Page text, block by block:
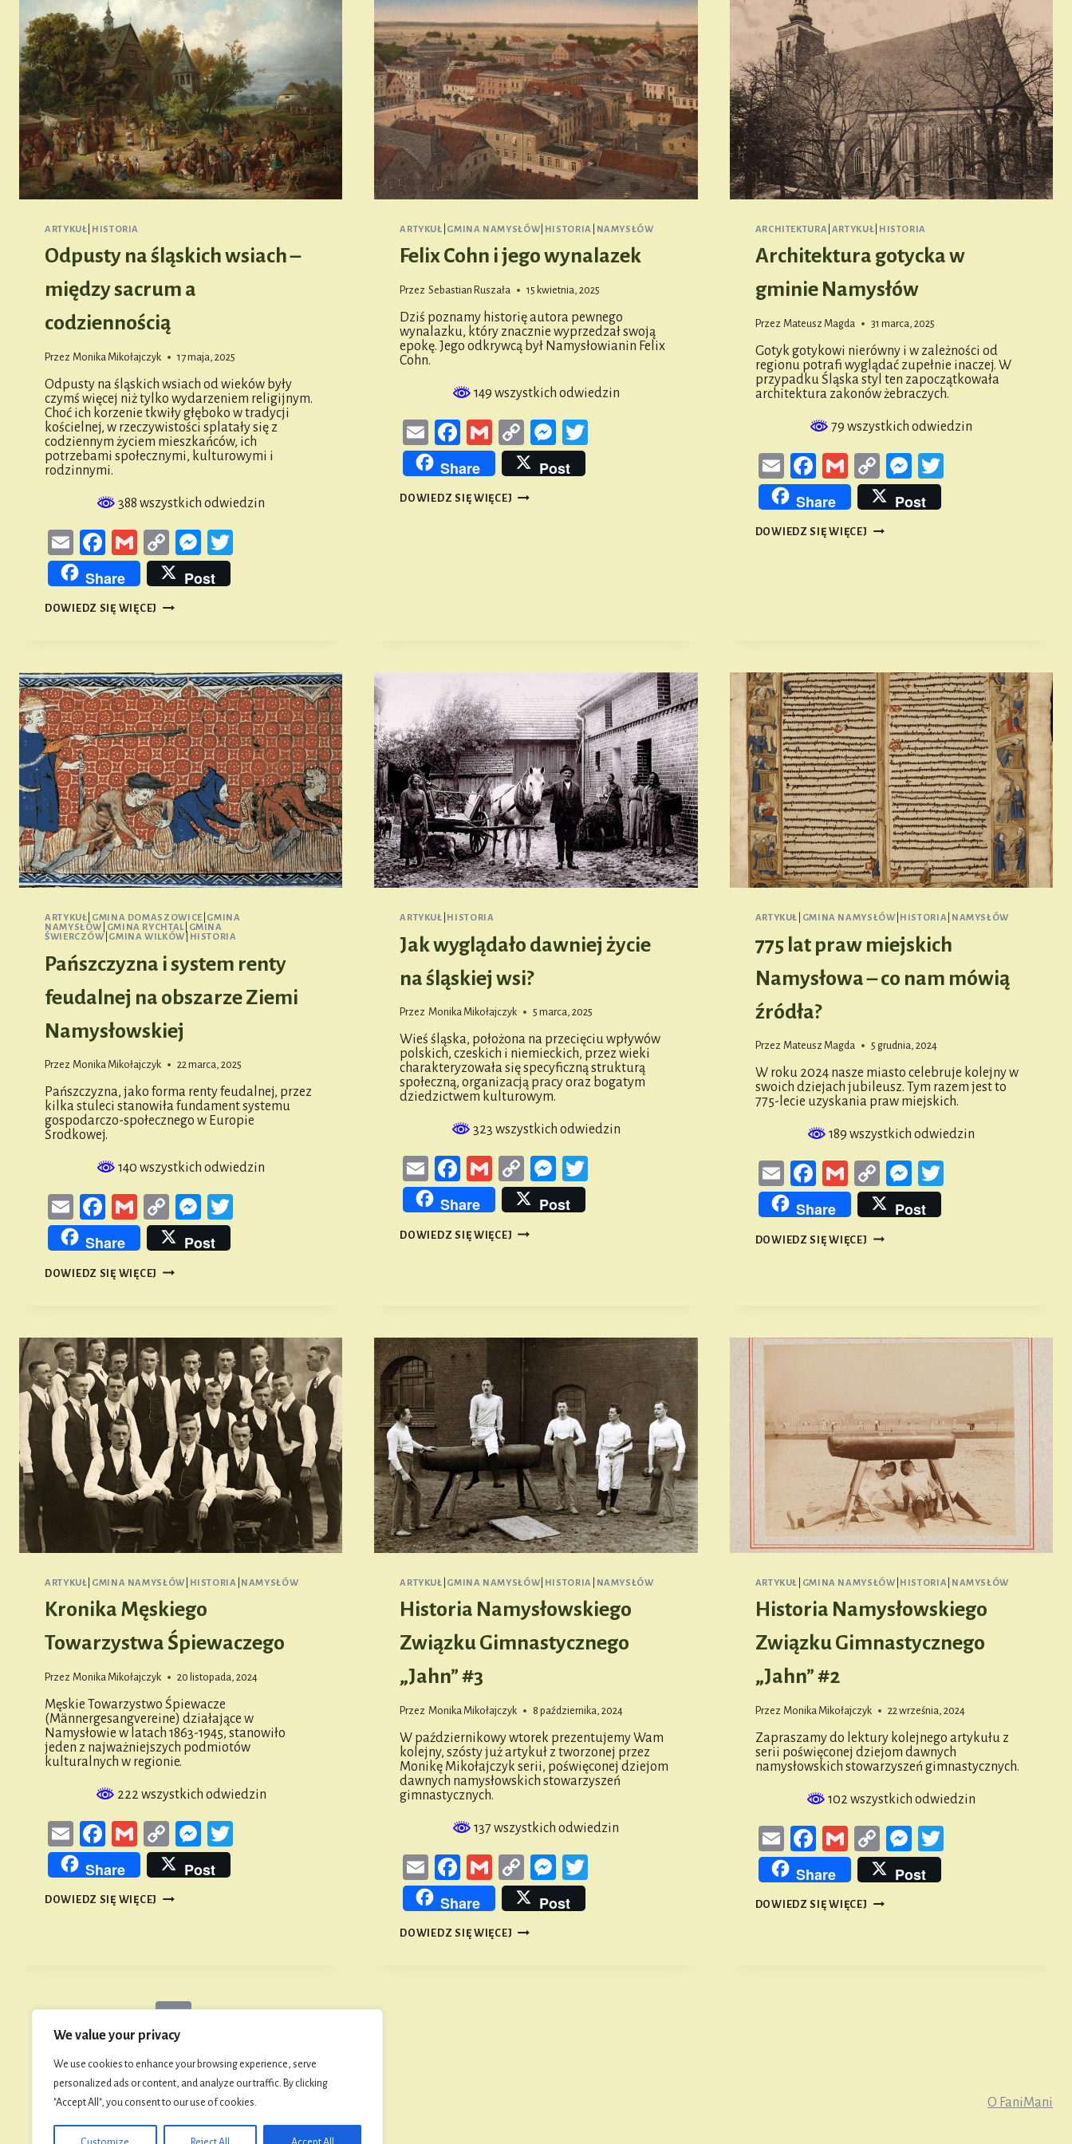
We value your privacy
We use cookies to enhance your browsing experience, serve
personalized ads or content, and analyze our traffic. By clicking
"Accept All", you consent to our use of cookies.
ARTYKUŁ HISTORIA
Odpusty na śląskich wsiach –
między sacrum a
codziennością
Przez Monika Mikołajczyk 17 maja, 2025
Odpusty na śląskich wsiach od wieków były
czymś więcej niż tylko wydarzeniem religijnym.
Choć ich korzenie tkwiły głęboko w tradycji
kościelnej, w rzeczywistości splatały się z
codziennym życiem mieszkańców, ich
potrzebami społecznymi, kulturowymi i
rodzinnymi.
388 wszystkich odwiedzin
EmailFacebook
GmailCopy
Link
Messenger
Share Post
DOWIEDZ SIĘ WIĘCEJ ODPUSTY
SACRUM
A
CODZIENNOŚCIĄ
ARTYKUŁ GMINA NAMYSŁÓW HISTORIA NAMYSŁÓW
Felix Cohn i jego wynalazek
Przez Sebastian Ruszała 15 kwietnia, 2025
Dziś poznamy historię autora pewnego
wynalazku, który znacznie wyprzedzał swoją
epokę. Jego odkrywcą był Namysłowianin Felix
Cohn.
149 wszystkich odwiedzin
EmailFacebook
GmailCopy
Link
Messenger
Share Post
DOWIEDZ SIĘ WIĘCEJ FELIX
ARCHITEKTURA ARTYKUŁ HISTORIA
Architektura gotycka w
gminie Namysłów
Przez Mateusz Magda 31 marca, 2025
Gotyk gotykowi nierówny i w zależności od
regionu potrafi wyglądać zupełnie inaczej. W
przypadku Śląska styl ten zapoczątkowała
architektura zakonów żebraczych.
79 wszystkich odwiedzin
EmailFacebook
GmailCopy
Link
Messenger
Share Post
DOWIEDZ SIĘ WIĘCEJ ARCHITEKTURA
ARTYKUŁ GMINA DOMASZOWICE GMINA
NAMYSŁÓW
GMINA RYCHTAL| GMINA
ŚWIERCZÓW GMINA WILKÓW HISTORIA
Pańszczyzna i system renty
feudalnej na obszarze Ziemi
Namysłowskiej
Przez Monika Mikołajczyk 22 marca, 2025
Pańszczyzna, jako forma renty feudalnej, przez
kilka stuleci stanowiła fundament systemu
gospodarczo-społecznego w Europie
Środkowej.
140 wszystkich odwiedzin
EmailFacebook
GmailCopy
Link
Messenger
Share Post
DOWIEDZ SIĘ WIĘCEJ PAŃSZCZYZNA
OBSZARZE
ZIEMI
NAMYSŁOWSKIEJ
ARTYKUŁ HISTORIA
Jak wyglądało dawniej życie
na śląskiej wsi?
Przez Monika Mikołajczyk 5 marca, 2025
Wieś śląska, położona na przecięciu wpływów
polskich, czeskich i niemieckich, przez wieki
charakteryzowała się specyficzną strukturą
społeczną, organizacją pracy oraz bogatym
dziedzictwem kulturowym.
323 wszystkich odwiedzin
EmailFacebook
GmailCopy
Link
Messenger
Share Post
DOWIEDZ SIĘ WIĘCEJ JAK
ARTYKUŁ GMINA NAMYSŁÓW HISTORIA NAMYSŁÓW
775 lat praw miejskich
Namysłowa – co nam mówią
źródła?
Przez Mateusz Magda 5 grudnia, 2024
W roku 2024 nasze miasto celebruje kolejny w
swoich dziejach jubileusz. Tym razem jest to
775-lecie uzyskania praw miejskich.
189 wszystkich odwiedzin
EmailFacebook
GmailCopy
Link
Messenger
Share Post
DOWIEDZ SIĘ WIĘCEJ 775
ŹRÓDŁA?
ARTYKUŁ GMINA NAMYSŁÓW HISTORIA NAMYSŁÓW
Kronika Męskiego
Towarzystwa Śpiewaczego
Przez Monika Mikołajczyk 20 listopada, 2024
Męskie Towarzystwo Śpiewacze
(Männergesangvereine) działające w
Namysłowie w latach 1863-1945, stanowiło
jeden z najważniejszych podmiotów
kulturalnych w regionie.
222 wszystkich odwiedzin
EmailFacebook
GmailCopy
Link
Messenger
Share Post
DOWIEDZ SIĘ WIĘCEJ KRONIKA
ARTYKUŁ GMINA NAMYSŁÓW HISTORIA NAMYSŁÓW
Historia Namysłowskiego
Związku Gimnastycznego
„Jahn” #3
Przez Monika Mikołajczyk 8 października, 2024
W październikowy wtorek prezentujemy Wam
kolejny, szósty już artykuł z tworzonej przez
Monikę Mikołajczyk serii, poświęconej dziejom
dawnych namysłowskich stowarzyszeń
gimnastycznych.
137 wszystkich odwiedzin
EmailFacebook
GmailCopy
Link
Messenger
Share Post
DOWIEDZ SIĘ WIĘCEJ HISTORIA
ARTYKUŁ GMINA NAMYSŁÓW HISTORIA NAMYSŁÓW
Historia Namysłowskiego
Związku Gimnastycznego
„Jahn” #2
Przez Monika Mikołajczyk 22 września, 2024
Zapraszamy do lektury kolejnego artykułu z
serii poświęconej dziejom dawnych
namysłowskich stowarzyszeń gimnastycznych.
102 wszystkich odwiedzin
EmailFacebook
GmailCopy
Link
Messenger
Share Post
DOWIEDZ SIĘ WIĘCEJ HISTORIA
Nawigacja
O FaniMani